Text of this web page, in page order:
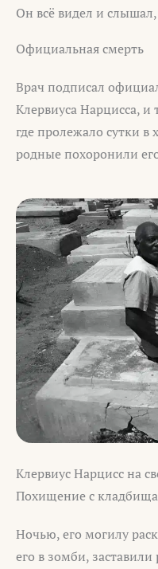
Он всё видел и
Официальная смерть
Врач подписал
Клервиуса Нарцисса,
где пролежало сутки в
родные похоронили
Клервиус Нарцисс на
Похищение с кладбища
Ночью, его могилу
его в зомби,